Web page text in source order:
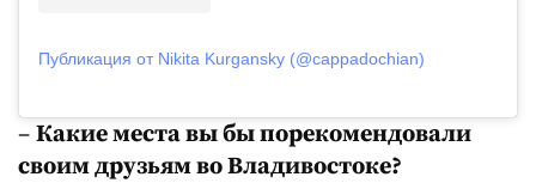
Публикация от Nikita Kurgansky (@cappadochian)
– Какие места вы бы порекомендовали
своим друзьям во Владивостоке?